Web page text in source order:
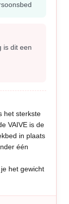
is dit een
het sterkste
VAIVE is de
in plaats
één
het gewicht